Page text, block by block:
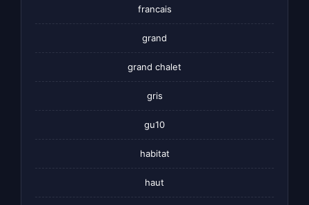
francais
grand
grand chalet
gris
gu10
habitat
haut